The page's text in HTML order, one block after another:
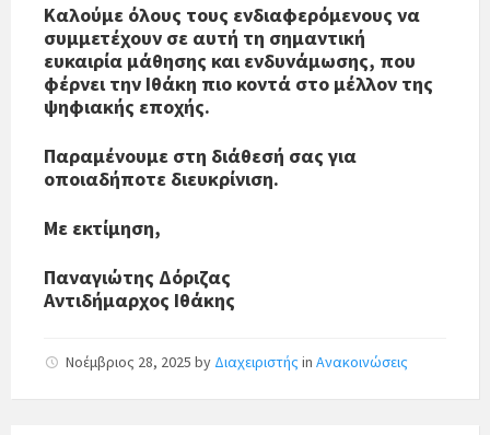
Καλούμε όλους τους ενδιαφερόμενους να
συμμετέχουν σε αυτή τη σημαντική
ευκαιρία μάθησης και ενδυνάμωσης, που
φέρνει την Ιθάκη πιο κοντά στο μέλλον της
ψηφιακής εποχής.
Παραμένουμε στη διάθεσή σας για
οποιαδήποτε διευκρίνιση.
Με εκτίμηση,
Παναγιώτης Δόριζας
Αντιδήμαρχος Ιθάκης
Νοέμβριος 28, 2025 by Διαχειριστής in Ανακοινώσεις